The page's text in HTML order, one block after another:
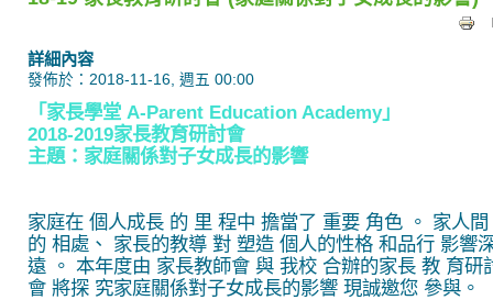
詳細內容
發佈於：2018-11-16, 週五 00:00
「家長學堂 A-Parent Education Academy」
2018-2019家長教育研討會
主題：家庭關係對子女成長的影響
家庭在 個人成長 的 里 程中 擔當了 重要 角色 。 家人間
的 相處、 家長的教導 對 塑造 個人的性格 和品行 影響
遠 。 本年度由 家長教師會 與 我校 合辦的家長 教 育研
會 將探 究家庭關係對子女成長的影響 現誠邀您 參與。